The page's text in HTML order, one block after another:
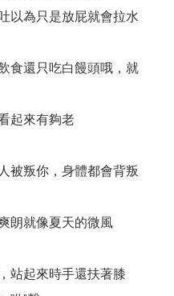
以為只是放屁就會拉水
食還只吃白饅頭哦，就
起來有夠老
被叛你，身體都會背叛
朗就像夏天的微風
站起來時手還扶著膝